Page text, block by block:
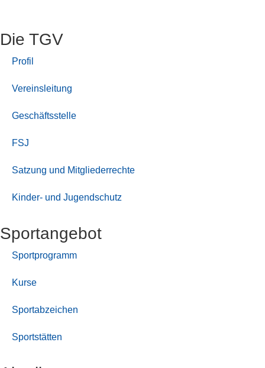
Die TGV
Profil
Vereinsleitung
Geschäftsstelle
FSJ
Satzung und Mitgliederrechte
Kinder- und Jugendschutz
Sport­angebot
Sportprogramm
Kurse
Sportabzeichen
Sportstätten